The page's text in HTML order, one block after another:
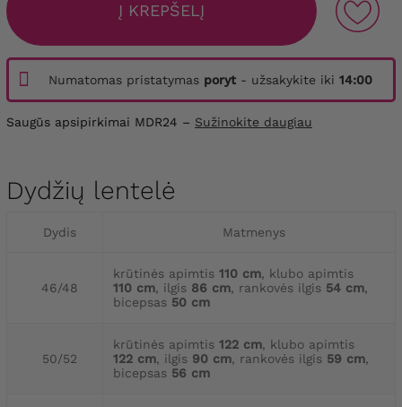
Į KREPŠELĮ
Numatomas pristatymas poryt - užsakykite iki 14:00
Saugūs apsipirkimai MDR24 – Sužinokite daugiau
Dydžių lentelė
Dydis Matmenys
46/48
krūtinės apimtis 110 cm, klubo apimtis
110 cm, ilgis 86 cm, rankovės ilgis 54 cm,
bicepsas 50 cm
50/52
krūtinės apimtis 122 cm, klubo apimtis
122 cm, ilgis 90 cm, rankovės ilgis 59 cm,
bicepsas 56 cm